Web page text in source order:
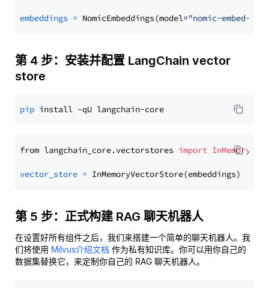
embeddings = NomicEmbeddings(model="nomic-embed-
第 4 步：安装并配置 LangChain vector
store
pip
from langchain_core.vectorstores import
vector_store =
第 5 步：正式构建 RAG 聊天机器人
在设置好所有组件之后，我们来搭建一个简单的聊天机器人。我
们将使用 Milvus介绍文档 作为私有知识库。你可以用你自己的
数据集替换它，来定制你自己的 RAG 聊天机器人。